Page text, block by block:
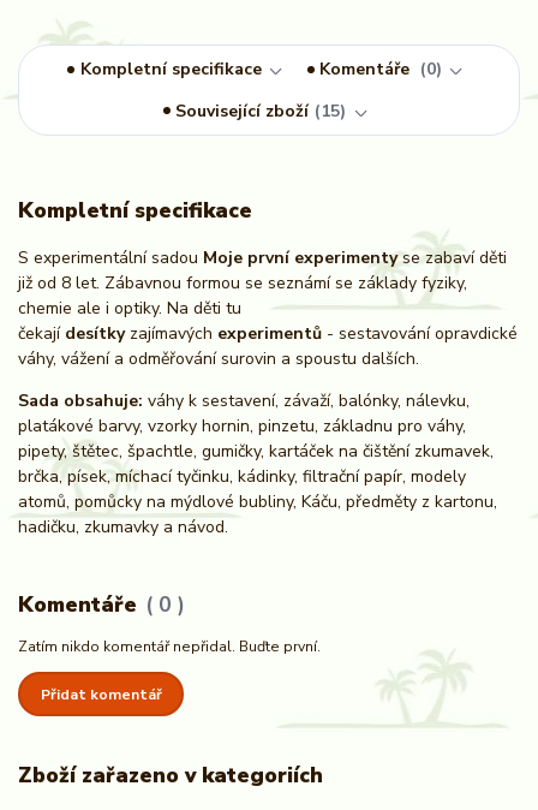
Kompletní specifikace Komentáře
0
Související zboží
15
Kompletní specifikace
S experimentální sadou Moje první experimentyse zabaví děti
již od 8 let. Zábavnou formou se seznámí se základy fyziky,
chemie ale i optiky. Na děti tu
čekají desítkyzajímavých experimentů - sestavování opravdické
váhy, vážení a odměřování surovin a spoustu dalších.
Sada obsahuje: váhy k sestavení, závaží, balónky, nálevku,
platákové barvy, vzorky hornin, pinzetu, základnu pro váhy,
pipety, štětec, špachtle, gumičky, kartáček na čištění zkumavek,
brčka, písek, míchací tyčinku, kádinky, filtrační papír, modely
atomů, pomůcky na mýdlové bubliny, Káču, předměty z kartonu,
hadičku, zkumavky a návod.
Komentáře 0
Zatím nikdo komentář nepřidal. Buďte první.
Přidat komentář
Zboží zařazeno v kategoriích